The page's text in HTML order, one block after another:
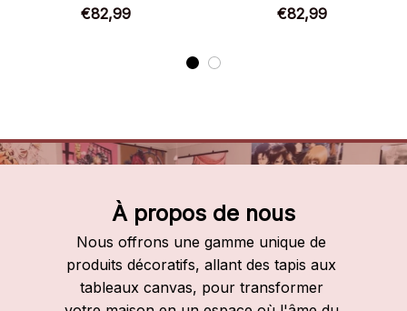
Academia
€82,99
€82,99
À propos de nous
Nous offrons une gamme unique de
produits décoratifs, allant des tapis aux
tableaux canvas, pour transformer